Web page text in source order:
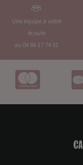
Une équipe à votre
écoute
au 04 86 17 74 01